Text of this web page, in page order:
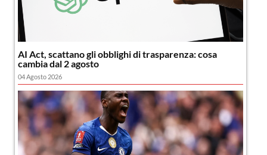
AI Act, scattano gli obblighi di trasparenza: cosa
cambia dal 2 agosto
04 Agosto 2026